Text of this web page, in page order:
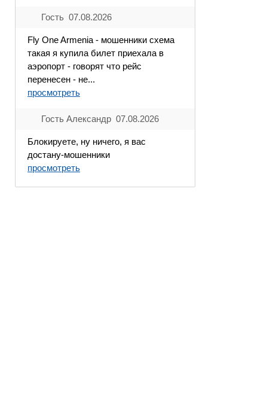
Гость 07.08.2026
Fly One Armenia - мошенники схема
такая я купила билет приехала в
аэропорт - говорят что рейс
перенесен - не...
просмотреть
Гость Александр 07.08.2026
Блокируете, ну ничего, я вас
достану-мошенники
просмотреть